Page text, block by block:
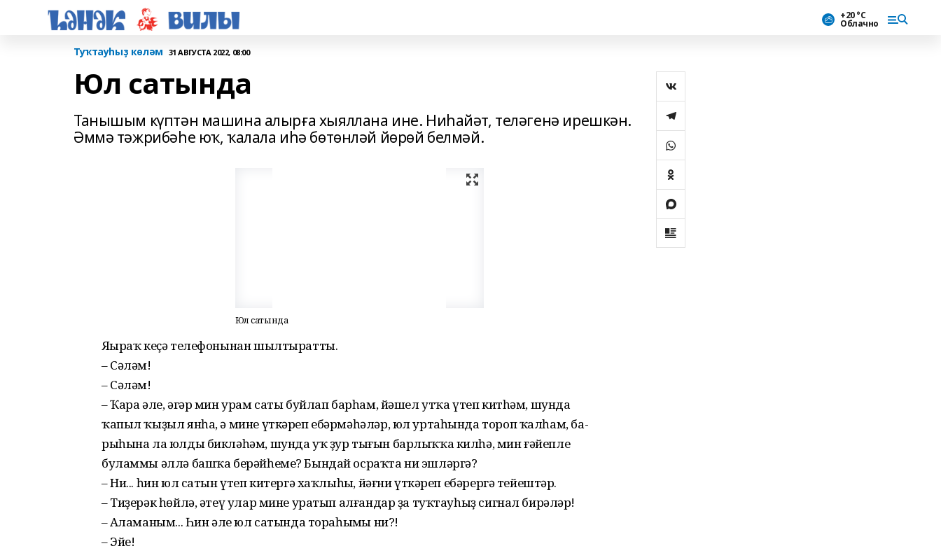
+20 °С
Облачно
Туҡтауһыҙ көләм 31 АВГУСТА 2022, 08:00
Юл сатында
Танышым күптән машина алырға хыялла­на ине. Ниһайәт, теләгенә ирешкән.
Әммә тәжрибәһе юҡ, ҡалала иһә бөтөнләй йөрөй белмәй.
Юл сатында
Яңыраҡ кеҫә телефонынан шылтыратты.
– Сәләм!
– Сәләм!
– Ҡара әле, әгәр мин урам саты буйлап ба­рһам, йәшел утҡа үтеп китһәм, шунда
ҡа­пыл ҡыҙыл янһа, ә мине үткәреп ебәрмә­һәләр, юл уртаһында тороп ҡалһам, ба­
рыһына ла юлды бикләһәм, шунда уҡ ҙур тығын барлыҡҡа килһә, мин ғәйепле
буламмы әллә башҡа берәйһеме? Бындай осраҡта ни эшләргә?
– Ни... һин юл сатын үтеп китергә хаҡлыһың, йәғни үткәреп ебәрергә тейештәр.
– Тиҙерәк һөйлә, әтеү улар мине уратып алғандар ҙа туҡтауһыҙ сигнал бирәләр!
– Аңламаным... Һин әле юл сатында тораһыңмы ни?!
– Эйе!